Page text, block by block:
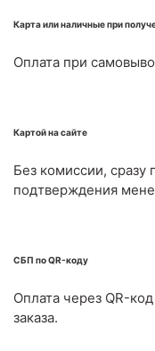
Карта или наличные при
Оплата при
Картой на сайте
Без комиссии,
подтверждения
СБП по QR-коду
Оплата через QR-
заказа.